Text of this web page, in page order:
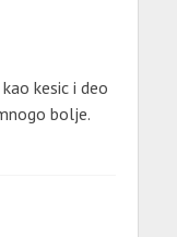
kesic i deo
bolje.